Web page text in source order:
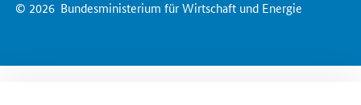
© 2026 Bundesministerium für Wirtschaft und Energie